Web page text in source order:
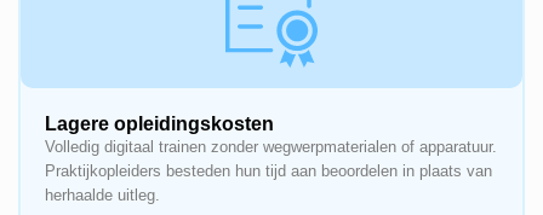
Lagere opleidingskosten
Volledig digitaal trainen zonder wegwerpmaterialen of apparatuur.
Praktijkopleiders besteden hun tijd aan beoordelen in plaats van
herhaalde uitleg.